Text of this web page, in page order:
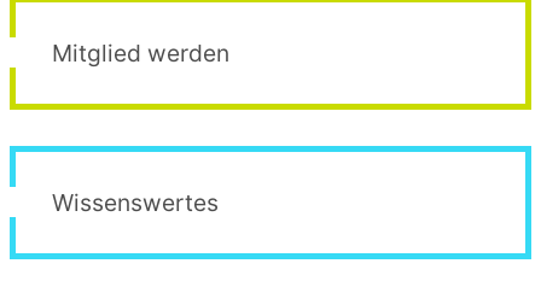
Mitglied werden
Wissenswertes